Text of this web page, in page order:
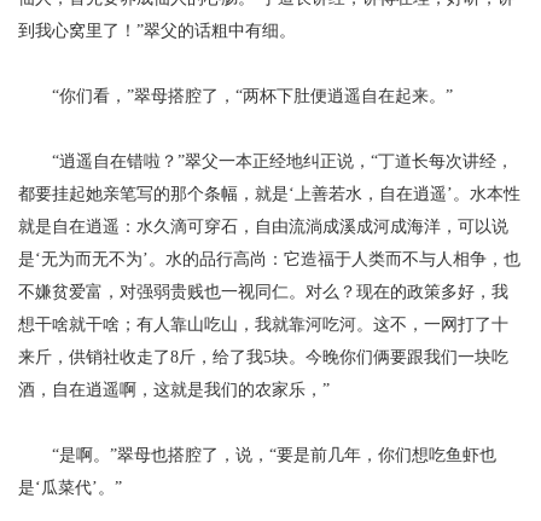
到我心窝里了！”翠父的话粗中有细。
“你们看，”翠母搭腔了，“两杯下肚便逍遥自在起来。”
“逍遥自在错啦？”翠父一本正经地纠正说，“丁道长每次讲经，
都要挂起她亲笔写的那个条幅，就是‘上善若水，自在逍遥’。水本性
就是自在逍遥：水久滴可穿石，自由流淌成溪成河成海洋，可以说
是‘无为而无不为’。水的品行高尚：它造福于人类而不与人相争，也
不嫌贫爱富，对强弱贵贱也一视同仁。对么？现在的政策多好，我
想干啥就干啥；有人靠山吃山，我就靠河吃河。这不，一网打了十
来斤，供销社收走了8斤，给了我5块。今晚你们俩要跟我们一块吃
酒，自在逍遥啊，这就是我们的农家乐，”
“是啊。”翠母也搭腔了，说，“要是前几年，你们想吃鱼虾也
是‘瓜菜代’。”